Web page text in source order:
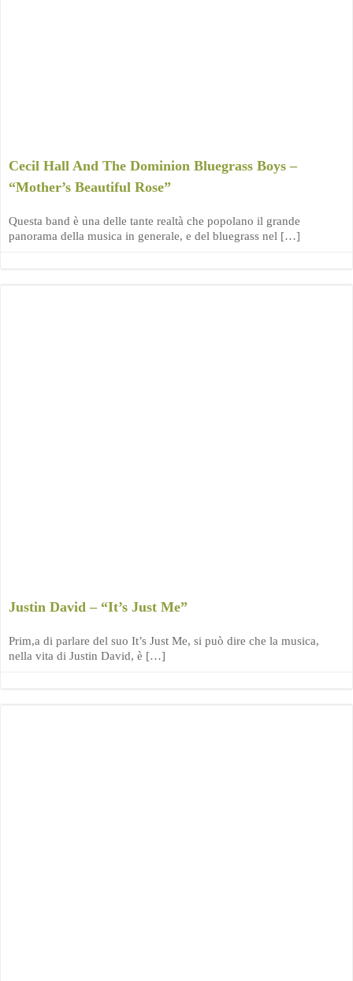
Cecil Hall And The Dominion Bluegrass Boys –
“Mother’s Beautiful Rose”
Questa band è una delle tante realtà che popolano il grande
panorama della musica in generale, e del bluegrass nel […]
Justin David – “It’s Just Me”
Prim,a di parlare del suo It’s Just Me, si può dire che la musica,
nella vita di Justin David, è […]